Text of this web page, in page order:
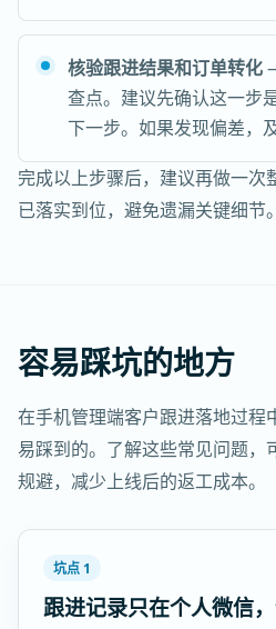
核验跟进结果和订单转化
查点。建议先确认这一步
下一步。如果发现偏差，
完成以上步骤后，建议再做一次
已落实到位，避免遗漏关键细节。
容易踩坑的地方
在手机管理端客户跟进落地过程
易踩到的。了解这些常见问题，
规避，减少上线后的返工成本。
坑点 1
跟进记录只在个人微信